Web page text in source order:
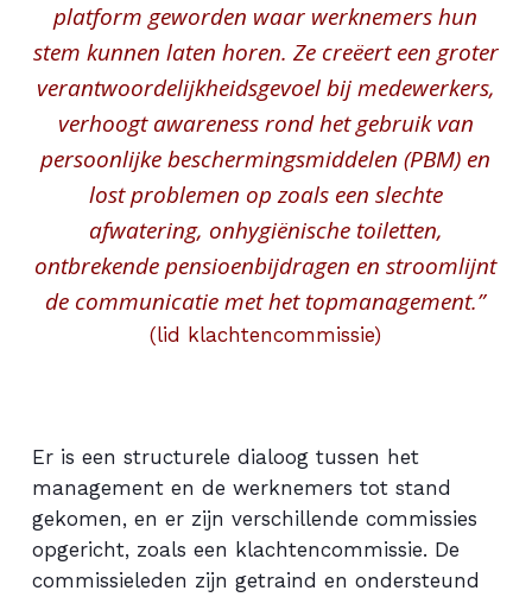
platform geworden waar werknemers hun
stem kunnen laten horen. Ze creëert een groter
verantwoordelijkheidsgevoel bij medewerkers,
verhoogt awareness rond het gebruik van
persoonlijke beschermingsmiddelen (PBM) en
lost problemen op zoals een slechte
afwatering, onhygiënische toiletten,
ontbrekende pensioenbijdragen en stroomlijnt
de communicatie met het topmanagement.”
(lid klachtencommissie)
Er is een structurele dialoog tussen het
management en de werknemers tot stand
gekomen, en er zijn verschillende commissies
opgericht, zoals een klachtencommissie. De
commissieleden zijn getraind en ondersteund